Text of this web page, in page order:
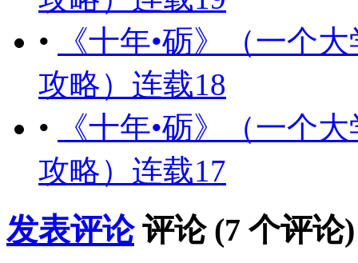
•
《十年•砺》（一个
攻略）连载18
•
《十年•砺》（一个
攻略）连载17
发表评论评论 (7 个评论)